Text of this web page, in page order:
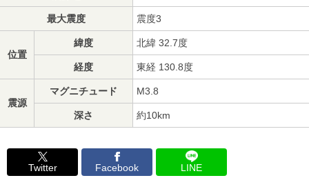
最大震度 震度3
位置
緯度 北緯 32.7度
経度 東経 130.8度
震源
マグニチュード M3.8
深さ 約10km
Twitter Facebook LINE